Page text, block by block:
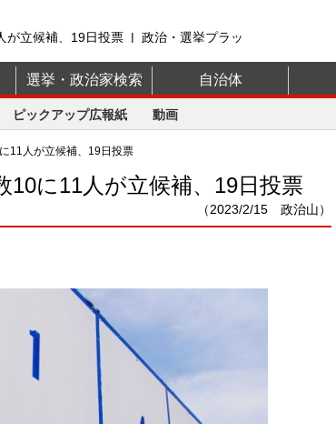
が立候補、19日投票 | 政治・選挙プラッ
選挙・政治家検索 自治体
ピックアップ広報紙 動画
11人が立候補、19日投票
10に11人が立候補、19日投票
（2023/2/15 政治山）